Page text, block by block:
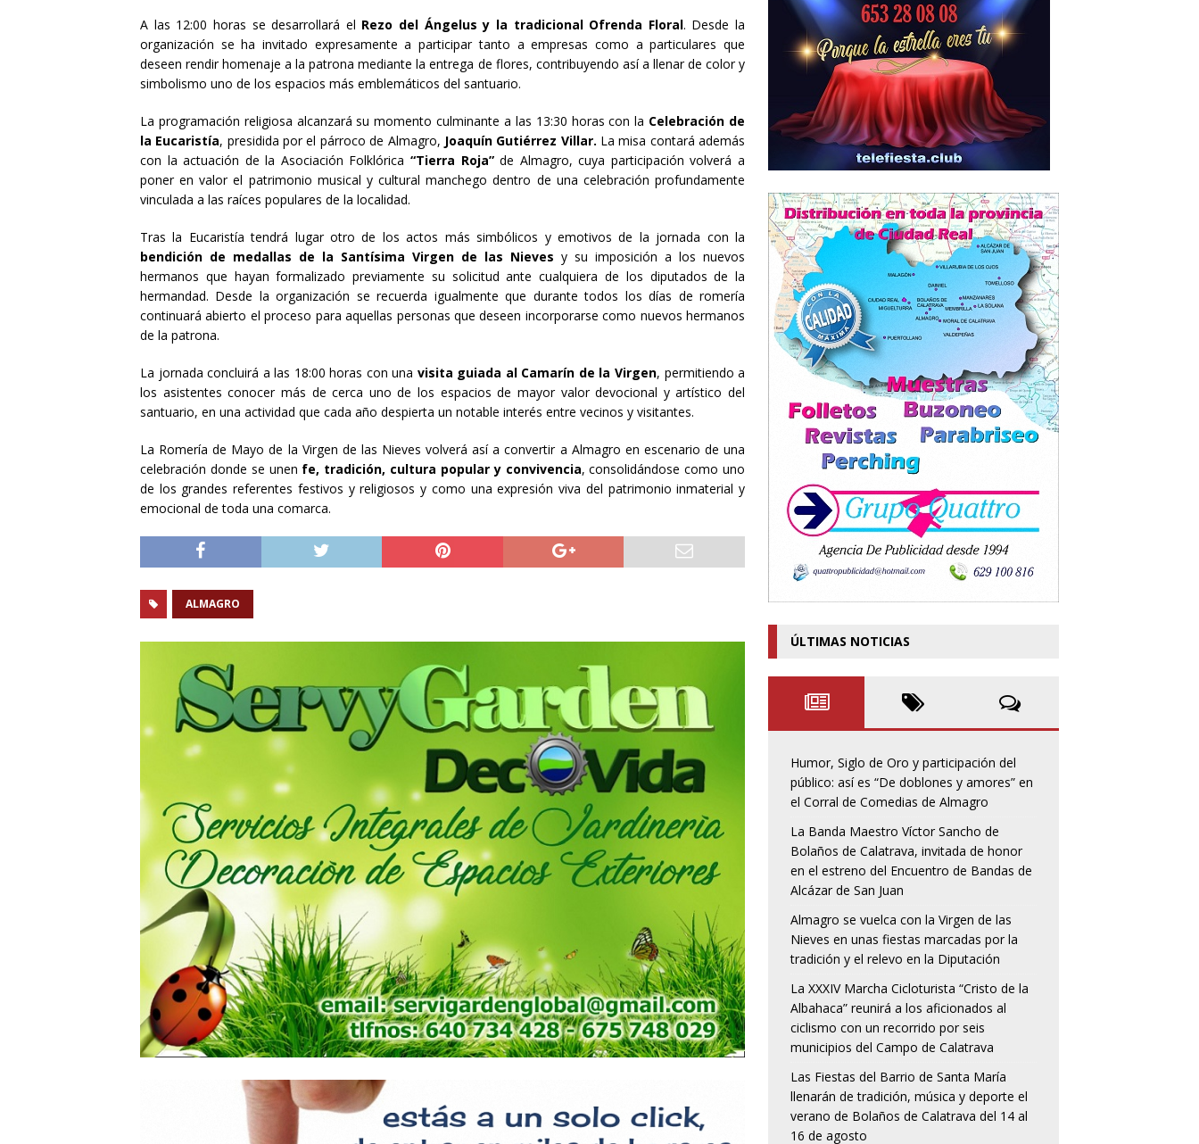
A las 12:00 horas se desarrollará el Rezo del Ángelus y la tradicional Ofrenda Floral. Desde la
organización se ha invitado expresamente a participar tanto a empresas como a particulares que
deseen rendir homenaje a la patrona mediante la entrega de flores, contribuyendo así a llenar de color y
simbolismo uno de los espacios más emblemáticos del santuario.
La programación religiosa alcanzará su momento culminante a las 13:30 horas con la Celebración de
la Eucaristía, presidida por el párroco de Almagro, Joaquín Gutiérrez Villar. La misa contará además
con la actuación de la Asociación Folklórica“Tierra Roja”de Almagro, cuya participación volverá a
poner en valor el patrimonio musical y cultural manchego dentro de una celebración profundamente
vinculada a las raíces populares de la localidad.
Tras la Eucaristía tendrá lugar otro de los actos más simbólicos y emotivos de la jornada con la
bendición de medallas de la Santísima Virgen de las Nieves y su imposición a los nuevos
hermanos que hayan formalizado previamente su solicitud ante cualquiera de los diputados de la
hermandad. Desde la organización se recuerda igualmente que durante todos los días de romería
continuará abierto el proceso para aquellas personas que deseen incorporarse como nuevos hermanos
de la patrona.
La jornada concluirá a las 18:00 horas con una visita guiada al Camarín de la Virgen, permitiendo a
los asistentes conocer más de cerca uno de los espacios de mayor valor devocional y artístico del
santuario, en una actividad que cada año despierta un notable interés entre vecinos y visitantes.
La Romería de Mayo de la Virgen de las Nieves volverá así a convertir a Almagro en escenario de una
celebración donde se unen fe, tradición, cultura popular y convivencia, consolidándose como uno
de los grandes referentes festivos y religiosos y como una expresión viva del patrimonio inmaterial y
emocional de toda una comarca.
ALMAGRO
ÚLTIMAS NOTICIAS
Humor, Siglo de Oro y participación del
público: así es “De doblones y amores” en
el Corral de Comedias de Almagro
La Banda Maestro Víctor Sancho de
Bolaños de Calatrava, invitada de honor
en el estreno del Encuentro de Bandas de
Alcázar de San Juan
Almagro se vuelca con la Virgen de las
Nieves en unas fiestas marcadas por la
tradición y el relevo en la Diputación
La XXXIV Marcha Cicloturista “Cristo de la
Albahaca” reunirá a los aficionados al
ciclismo con un recorrido por seis
municipios del Campo de Calatrava
Las Fiestas del Barrio de Santa María
llenarán de tradición, música y deporte el
verano de Bolaños de Calatrava del 14 al
16 de agosto